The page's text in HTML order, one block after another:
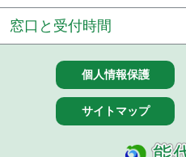
窓口と受付時間
個人情報保護
サイトマップ